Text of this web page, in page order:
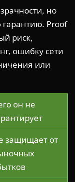
но
Proof
риск,
ошибку сети
или
он не
защищает от